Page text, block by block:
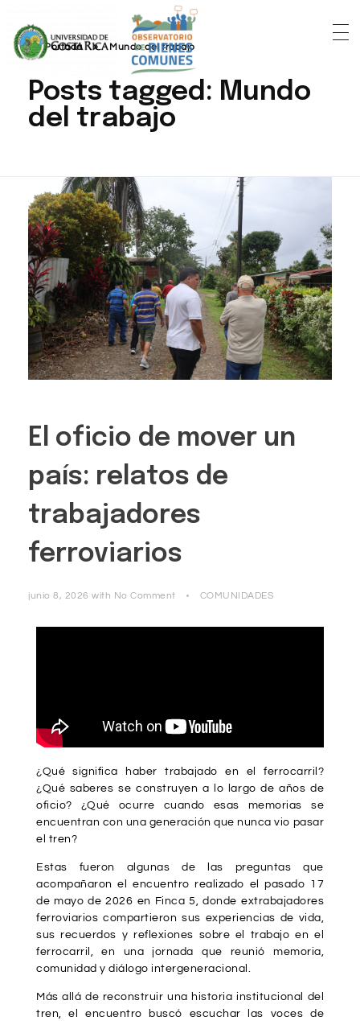
Portada » Mundo del trabajo
Posts tagged: Mundo
del trabajo
El oficio de mover un
país: relatos de
trabajadores
ferroviarios
junio 8, 2026 with No Comment COMUNIDADES
¿Qué significa haber trabajado en el ferrocarril?
¿Qué saberes se construyen a lo largo de años de
oficio? ¿Qué ocurre cuando esas memorias se
encuentran con una generación que nunca vio pasar
el tren?
Estas fueron algunas de las preguntas que
acompañaron el encuentro realizado el pasado 17
de mayo de 2026 en Finca 5, donde extrabajadores
ferroviarios compartieron sus experiencias de vida,
sus recuerdos y reflexiones sobre el trabajo en el
ferrocarril, en una jornada que reunió memoria,
comunidad y diálogo intergeneracional.
Más allá de reconstruir una historia institucional del
tren, el encuentro buscó escuchar las voces de